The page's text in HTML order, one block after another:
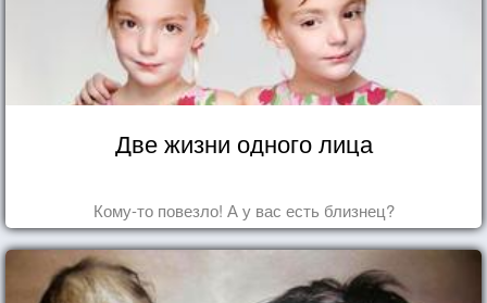
Две жизни одного лица
Кому-то повезло! А у вас есть близнец?